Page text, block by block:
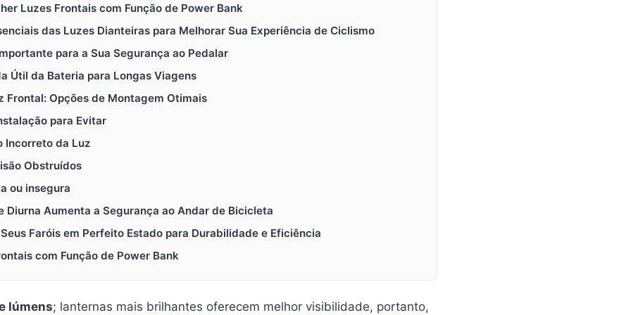
Luzes Frontais com Função de Power Bank
das Luzes Dianteiras para Melhorar Sua Experiência de Ciclismo
para a Sua Segurança ao Pedalar
Útil da Bateria para Longas Viagens
Frontal: Opções de Montagem Otimais
para Evitar
Incorreto da Luz
Obstruídos
ou insegura
Diurna Aumenta a Segurança ao Andar de Bicicleta
Faróis em Perfeito Estado para Durabilidade e Eficiência
com Função de Power Bank
lúmens; lanternas mais brilhantes oferecem melhor visibilidade, portanto,